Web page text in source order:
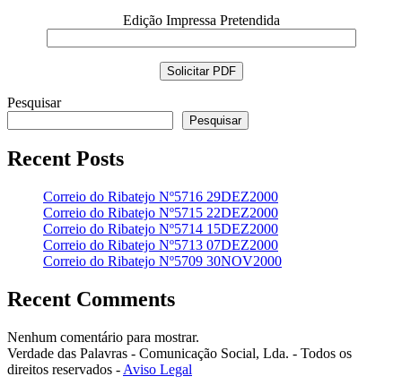
Edição Impressa Pretendida
Pesquisar
Pesquisar
Recent Posts
Correio do Ribatejo Nº5716 29DEZ2000
Correio do Ribatejo Nº5715 22DEZ2000
Correio do Ribatejo Nº5714 15DEZ2000
Correio do Ribatejo Nº5713 07DEZ2000
Correio do Ribatejo Nº5709 30NOV2000
Recent Comments
Nenhum comentário para mostrar.
Verdade das Palavras - Comunicação Social, Lda. - Todos os
direitos reservados - Aviso Legal